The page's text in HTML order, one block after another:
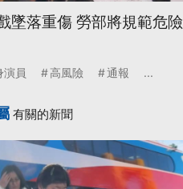
墜落重傷 勞部將規範危險
演員 高風險 通報 ...
有關的新聞